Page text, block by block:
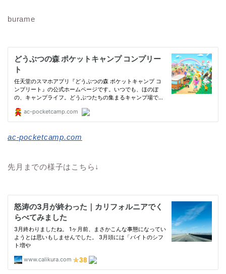
burame
ac-pocketcamp.com
先月までの様子はこちら↓